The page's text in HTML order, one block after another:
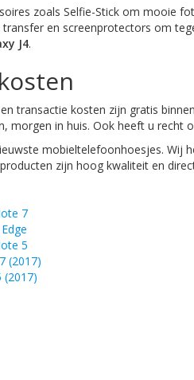
zoals Selfie-Stick om mooie
en screenprotectors om
J4.
transactie kosten zijn gratis
morgen in huis. Ook heeft u recht
mobieltelefoonhoesjes. Wij
zijn hoog kwaliteit en
7
5
(2017)
(2017)